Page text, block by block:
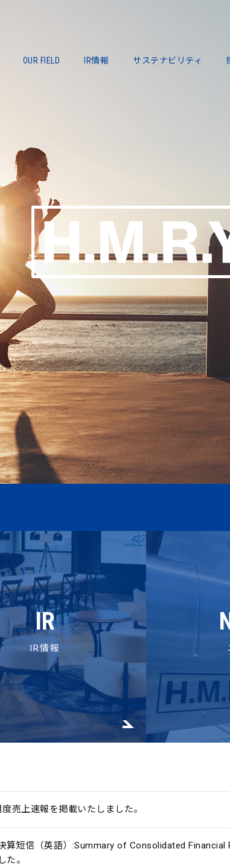
OUR FIELD IR情報 サステナビリティ
IR
IR情報
度売上速報を掲載いたしました。
決算短信（英語）:Summary of Consolidated
た。